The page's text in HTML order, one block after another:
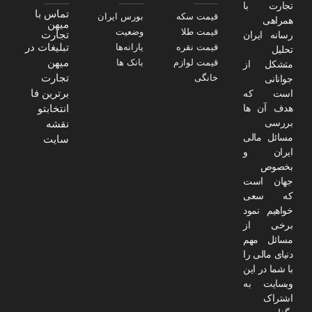
تجارت با
همراهی
رسانه ایران
تحلیل
متشکل از
جوانانی
است که
هدف آن ها
بررسی
مسائل مالی
ایران و
بخصوص
جهان است
که سعی
خواهیم نمود
برخی از
مسائل مهم
دنیای مالی را
با شما در این
وبسایت به
اشتراک
قیمت سکه
قیمت طلا
قیمت نقره
قیمت لوازم
خانگی
بورس ایران
وضعیت
یارانه‌ها
بانک ها
تماس با
میهن
تجارت
تبلیغات در
میهن
تجارت
برترین فا
انتخابتو
نقشه
سایت